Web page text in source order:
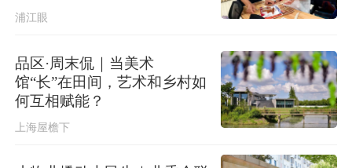
浦江眼
品区·周末侃｜当美术
馆“长”在田间，艺术和乡村如
何互相赋能？
上海屋檐下